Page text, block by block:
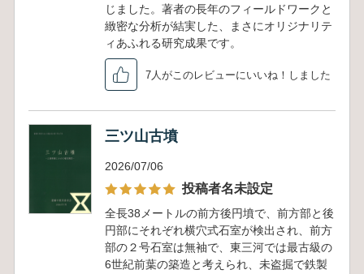
じました。著者の長年のフィールドワークと
緻密な分析が結実した、まさにオリジナリテ
ィあふれる研究成果です。
7人がこのレビューにいいね！しました
三ツ山古墳
2026/07/06
投稿者名未設定
全長38メートルの前方後円墳で、前方部と後
円部にそれぞれ横穴式石室が検出され、前方
部の２号石室は無袖で、東三河では最古級の
6世紀前葉の築造と考えられ、未盗掘で鉄製